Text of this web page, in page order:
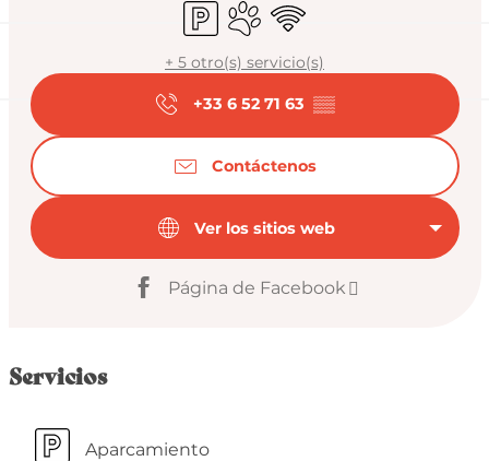
Aparcamiento
Se aceptan animales
Wifi
+ 5 otro(s) servicio(s)
+33 6 52 71 63 ▒▒
Contáctenos
Ver los sitios web
Página de Facebook
Servicios
Aparcamiento